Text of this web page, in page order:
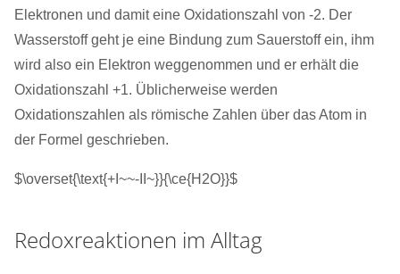
Elektronen und damit eine Oxidationszahl von -2. Der
Wasserstoff geht je eine Bindung zum Sauerstoff ein, ihm
wird also ein Elektron weggenommen und er erhält die
Oxidationszahl +1. Üblicherweise werden
Oxidationszahlen als römische Zahlen über das Atom in
der Formel geschrieben.
$\overset{\text{+I~~-II~}}{\ce{H2O}}$
Redoxreaktionen im Alltag